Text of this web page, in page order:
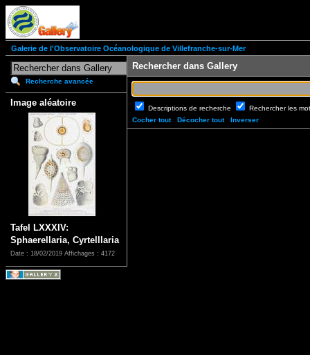
Galerie de l'Observatoire Océanologique de Villefranche-sur-Mer
Recherche avancée
Image aléatoire
Tafel LXXXIV:
Sphaerellaria, Cyrtelllaria
Date : 18/02/2019 Affichages : 4172
Rechercher dans Gallery
Descriptions de recherche
Rechercher les
Cocher tout
Décocher tout Inverser